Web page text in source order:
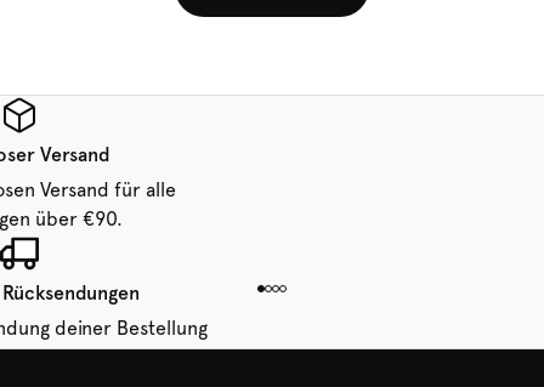
Versand
Versand für alle
über €90.
deiner Bestellung
14 Tagen.